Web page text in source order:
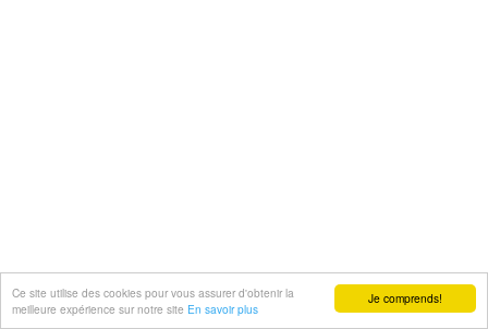
Je comprends!
Ce site utilise des cookies pour vous assurer d'obtenir la
meilleure expérience sur notre site En savoir plus